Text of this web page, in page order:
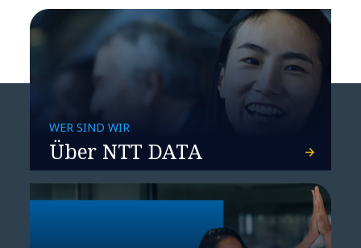
AWS Summit Hamburg
2025
WER SIND WIR
Über NTT DATA